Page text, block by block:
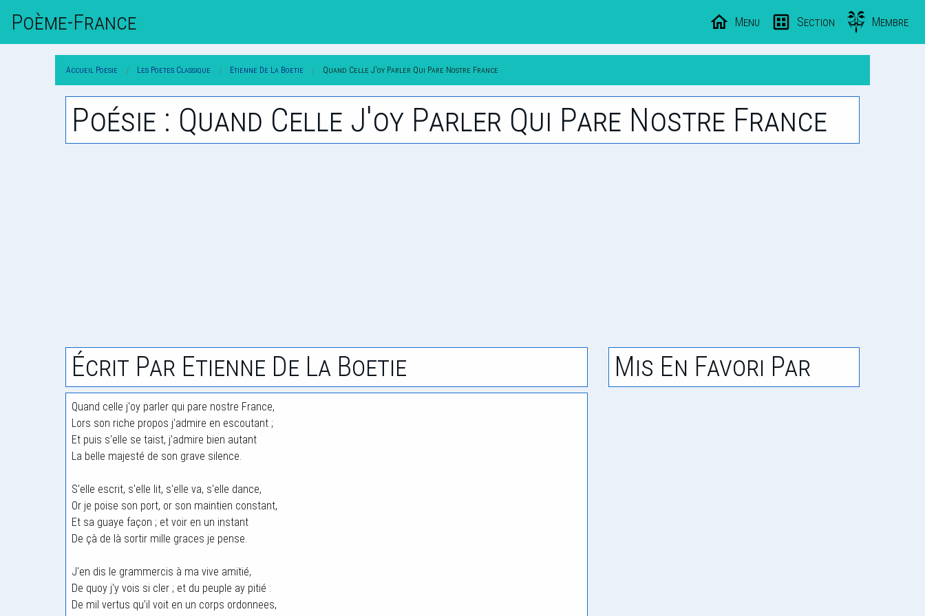
Poème-FrAnce Menu Section Membre
Accueil Poesie Les Poetes Classique Etienne De La Boetie Quand Celle J'oy Parler Qui Pare Nostre France
Poésie : Quand Celle J'oy Parler Qui Pare Nostre France
Écrit Par Etienne De La Boetie
Quand celle j'oy parler qui pare nostre France,
Lors son riche propos j'admire en escoutant ;
Et puis s'elle se taist, j'admire bien autant
La belle majesté de son grave silence.
S'elle escrit, s'elle lit, s'elle va, s'elle dance,
Or je poise son port, or son maintien constant,
Et sa guaye façon ; et voir en un instant
De çà de là sortir mille graces je pense.
J'en dis le grammercis à ma vive amitié,
De quoy j'y vois si cler ; et du peuple ay pitié :
De mil vertus qu'il voit en un corps ordonnees,
Mis En Favori Par